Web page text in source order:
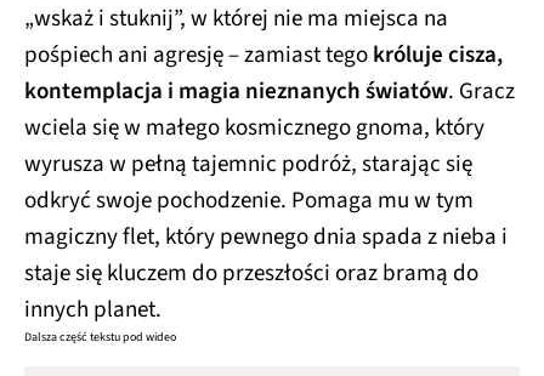
„wskaż i stuknij”, w której nie ma miejsca na
pośpiech ani agresję – zamiast tegokróluje cisza,
kontemplacja i magia nieznanych światów. Gracz
wciela się w małego kosmicznego gnoma, który
wyrusza w pełną tajemnic podróż, starając się
odkryć swoje pochodzenie. Pomaga mu w tym
magiczny flet, który pewnego dnia spada z nieba i
staje się kluczem do przeszłości oraz bramą do
innych planet.
Dalsza część tekstu pod wideo